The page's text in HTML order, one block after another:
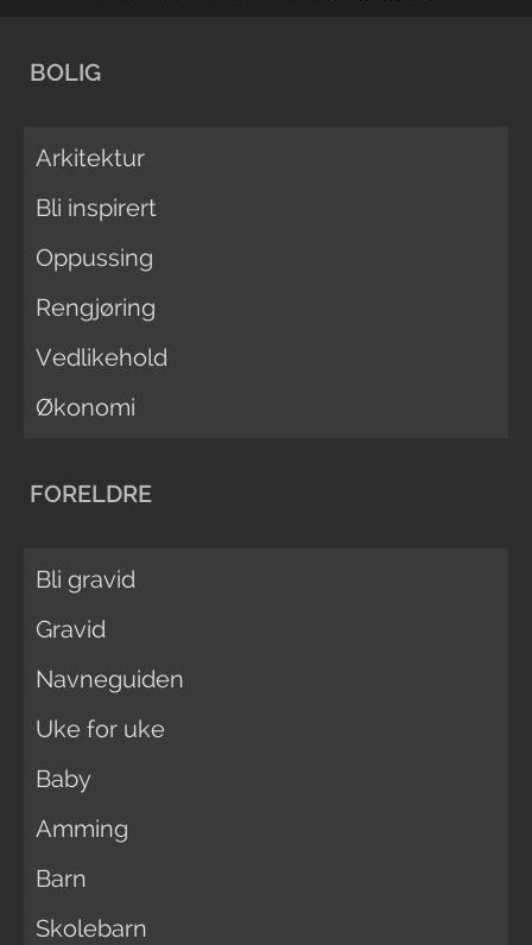
BOLIG
Arkitektur
Bli inspirert
Oppussing
Rengjøring
Vedlikehold
Økonomi
FORELDRE
Bli gravid
Gravid
Navneguiden
Uke for uke
Baby
Amming
Barn
Skolebarn